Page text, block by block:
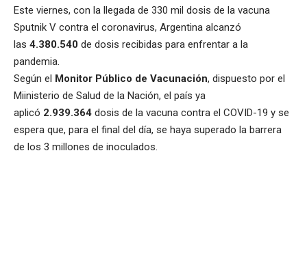
Este viernes, con la llegada de 330 mil dosis de la vacuna
Sputnik V contra el coronavirus, Argentina alcanzó
las 4.380.540 de dosis recibidas para enfrentar a la
pandemia.
Según el Monitor Público de Vacunación, dispuesto por el
Miinisterio de Salud de la Nación, el país ya
aplicó 2.939.364 dosis de la vacuna contra el COVID-19 y se
espera que, para el final del día, se haya superado la barrera
de los 3 millones de inoculados.